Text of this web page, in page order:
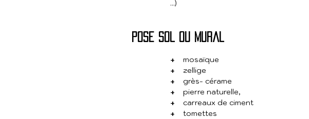
...)
pose sol ou mural
+
mosaïque
+
zellige
+
grès- cérame
+
pierre naturelle,
+
carreaux de ciment
+
tomettes